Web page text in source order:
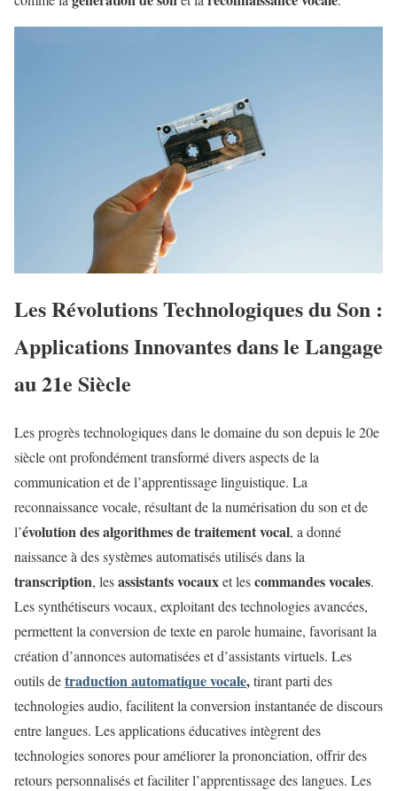
Les Révolutions Technologiques du Son :
Applications Innovantes dans le Langage
au 21e Siècle
Les progrès technologiques dans le domaine du son depuis le 20e
siècle ont profondément transformé divers aspects de la
communication et de l’apprentissage linguistique. La
reconnaissance vocale, résultant de la numérisation du son et de
l’évolution des algorithmes de traitement vocal, a donné
naissance à des systèmes automatisés utilisés dans la
transcription, lesassistants vocauxet lescommandes vocales.
Les synthétiseurs vocaux, exploitant des technologies avancées,
permettent la conversion de texte en parole humaine, favorisant la
création d’annonces automatisées et d’assistants virtuels. Les
outils detraduction automatique vocale,tirant parti des
technologies audio, facilitent la conversion instantanée de discours
entre langues. Les applications éducatives intègrent des
technologies sonores pour améliorer la prononciation, offrir des
retours personnalisés et faciliter l’apprentissage des langues. Les